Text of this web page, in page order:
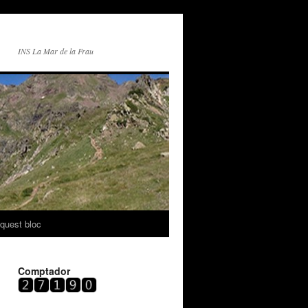
INS La Mar de la Frau
bloc
Comptador